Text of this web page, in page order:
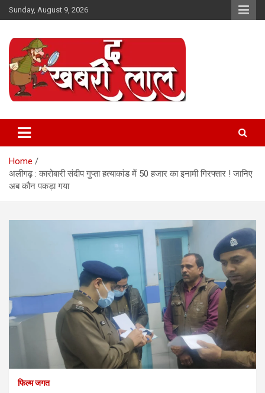
Skip
to
Sunday, August 9, 2026
The Khabri Laal
Online News Portal
Home
अलीगढ़ : कारोबारी संदीप गुप्ता हत्याकांड में 50 हजार का इनामी गिरफ्तार ! जानिए
अब कौन पकड़ा गया
फिल्म जगत